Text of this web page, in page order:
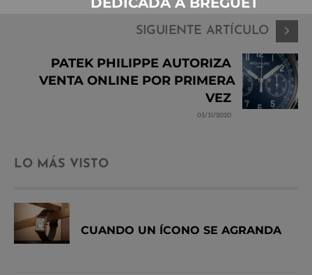
SIGUIENTE ARTÍCULO
PATEK PHILIPPE AUTORIZA
VENTA ONLINE POR PRIMERA
VEZ
03/31/2020
LO MÁS VISTO
CUANDO UN ÍCONO SE AGRANDA